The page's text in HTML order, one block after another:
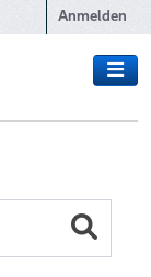
Anmelden